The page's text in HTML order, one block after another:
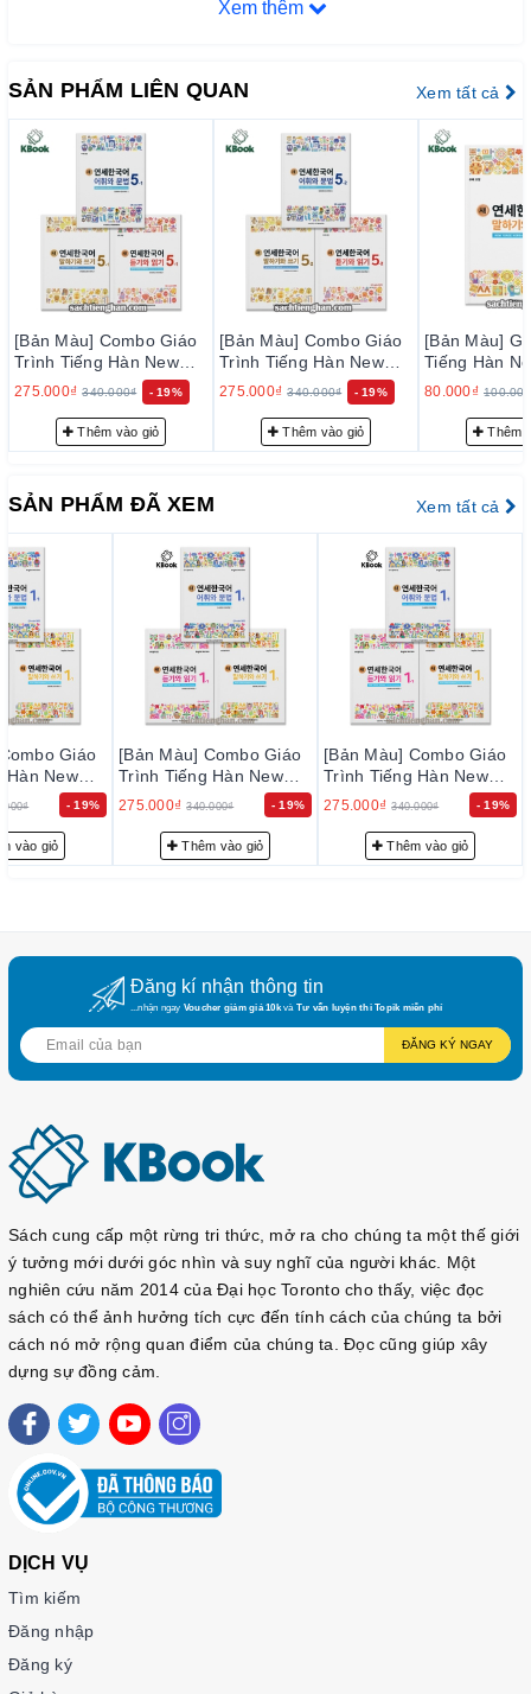
có thể thực hiện các chức năng diễn đạt cần thiết để giao tiếp
bài học mỗi tập, tập trung vào các nhiệm vụ đọc và nghe,
nhằm trau dồi kỹ năng hiểu phù hợp cho từng trình độ.
DUY NHẤT TẠI KBOOKS, đã về bộ giáo trình này nhằm
phục vụ các bạn học gần xa
Sách màu đẹp khiến cho việc học dễ dàng hơn, trôi chảy
hơn.
II. CAM KẾT
– Chúng tôi cam kết chỉ phân phối và mang đến cho quý khách
hàng những đầu sách tiếng Hàn chất lượng tốt nhất trên thị
trường hiện nay, đảm bảo đúng chất lượng sách đẹp, nội dung
rõ ràng và đầy đủ chi tiết.
thực hiện kiểm tra kỹ lưỡng để loại trừ sự cố có thể xảy ra
trong thời gian sớm nhất, nhằm đạt tiêu chuẩn chất lượng tốt
với độ tin cậy cao, thoả mãn nhu cầu của khách hàng.
– Luôn luôn lắng nghe, luôn luôn cải tiến để chất lượng của
sản phẩm và dịch vụ ngày càng tốt hơn.
2. Cam kết về phục vụ trước bán hàng:
Đội ngũ tư vấn viên của chúng tôi sẽ tư vấn thông tin trước
bán hàng cho quý khách những sự lựa chọn phù hợp nhất với
nhu cầu… nhằm giảm thiểu tối đa mức đầu tư của quý khách.
3. Cam kết về phục vụ sau bán hàng:
– Giao hàng nhanh và đúng thời gian theo yêu cầu.
– Tư vấn học tiếng Hàn và hướng dẫn thi TOPIK miễn phí cho
Xem thêm
SẢN PHẨM LIÊN QUAN Xem tất cả
[Bản Màu] Combo Giáo
Trình Tiếng Hàn New
Yonsei Korean 5-1 - 새
275.000₫ 340.000₫ - 19%
Thêm vào giỏ
[Bản Màu] Combo Giáo
Trình Tiếng Hàn New
Yonsei Korean 5-2 - 새
275.000₫ 340.000₫ - 19%
Thêm vào giỏ
[Bản Màu]
Tiếng Hàn
Korean Nói
기 4-1
80.000₫
Thêm
SẢN PHẨM ĐÃ XEM Xem tất cả
- 19%
Giáo
Hàn New
1-1 - 새
vào giỏ
- 19%
[Bản Màu] Combo Giáo
Trình Tiếng Hàn New
Yonsei Korean 1-1 - 새
275.000₫ 340.000₫
Thêm vào giỏ
- 19%
[Bản Màu] Combo Giáo
Trình Tiếng Hàn New
Yonsei Korean 1-1 - 새
275.000₫ 340.000₫
Thêm vào giỏ
Đăng kí nhận thông tin
...nhận ngay Voucher giảm giá 10kvà Tư vấn luyện thi Topik miễn phí
ĐĂNG KÝ NGAY
Sách cung cấp một rừng tri thức, mở ra cho chúng ta một thế giới
ý tưởng mới dưới góc nhìn và suy nghĩ của người khác. Một
nghiên cứu năm 2014 của Đại học Toronto cho thấy, việc đọc
sách có thể ảnh hưởng tích cực đến tính cách của chúng ta bởi
cách nó mở rộng quan điểm của chúng ta. Đọc cũng giúp xây
dựng sự đồng cảm.
DỊCH VỤ
Tìm kiếm
Đăng nhập
Đăng ký